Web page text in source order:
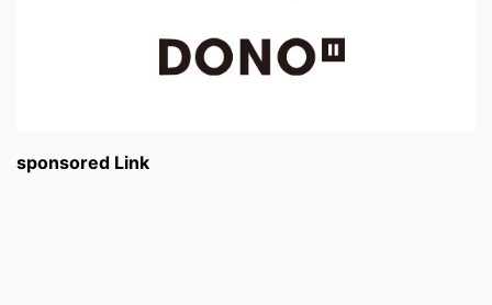
sponsored Link